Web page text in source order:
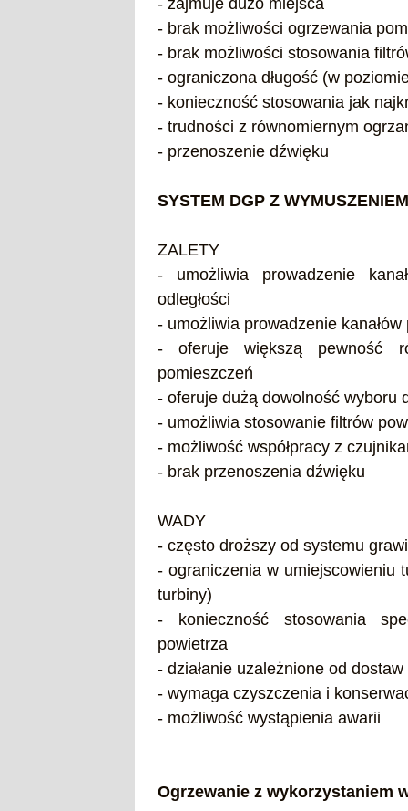
- zajmuje dużo miejsca
- brak możliwości ogrzewania
- brak możliwości stosowania
- ograniczona długość (w
- konieczność stosowania jak
- trudności z równomiernym
- przenoszenie dźwięku
SYSTEM DGP Z
ZALETY
- umożliwia prowadzenie
odległości
- umożliwia prowadzenie
- oferuje większą pewność
pomieszczeń
- oferuje dużą dowolność wyboru
- umożliwia stosowanie filtrów
- możliwość współpracy z
- brak przenoszenia dźwięku
WADY
- często droższy od systemu
- ograniczenia w umiejscowieniu
turbiny)
- konieczność stosowania
powietrza
- działanie uzależnione od
- wymaga czyszczenia i
- możliwość wystąpienia awarii
Ogrzewanie z wykorzystaniem